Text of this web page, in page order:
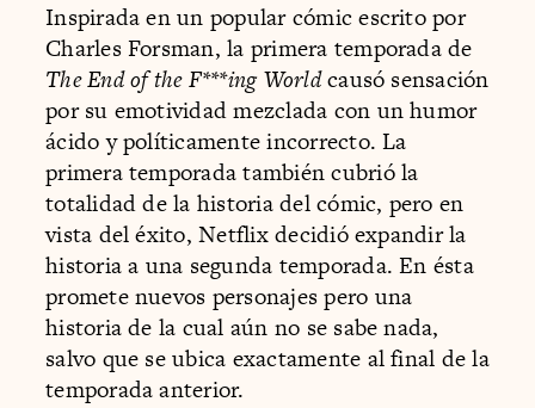
Inspirada en un popular cómic escrito por
Charles Forsman, la primera temporada de
The End of the F***ing Worldcausó sensación
por su emotividad mezclada con un humor
ácido y políticamente incorrecto. La
primera temporada también cubrió la
totalidad de la historia del cómic, pero en
vista del éxito, Netflix decidió expandir la
historia a una segunda temporada. En ésta
promete nuevos personajes pero una
historia de la cual aún no se sabe nada,
salvo que se ubica exactamente al final de la
temporada anterior.